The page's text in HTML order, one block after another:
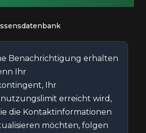
Benachrichtigung erhalten
Ihr
Ihr
erreicht wird,
die Kontaktinformationen
möchten, folgen